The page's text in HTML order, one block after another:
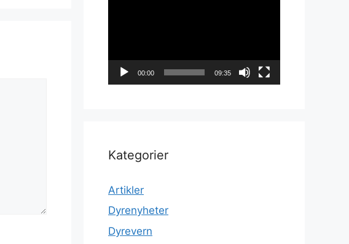
00:00 09:35
Kategorier
Artikler
Dyrenyheter
Dyrevern